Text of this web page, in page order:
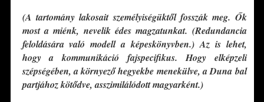
(A tartomány lakosait személyiségüktől fosszák meg. Ők
most a miénk, nevelik édes magzatunkat. (Redundancia
feloldására való modell a képeskönyvben.) Az is lehet,
hogy a kommunikáció fajspecifikus. Hogy elképzeli
szépségében, a környező hegyekbe menekülve, a Duna bal
partjához kötődve, asszimilálódott magyarként.)